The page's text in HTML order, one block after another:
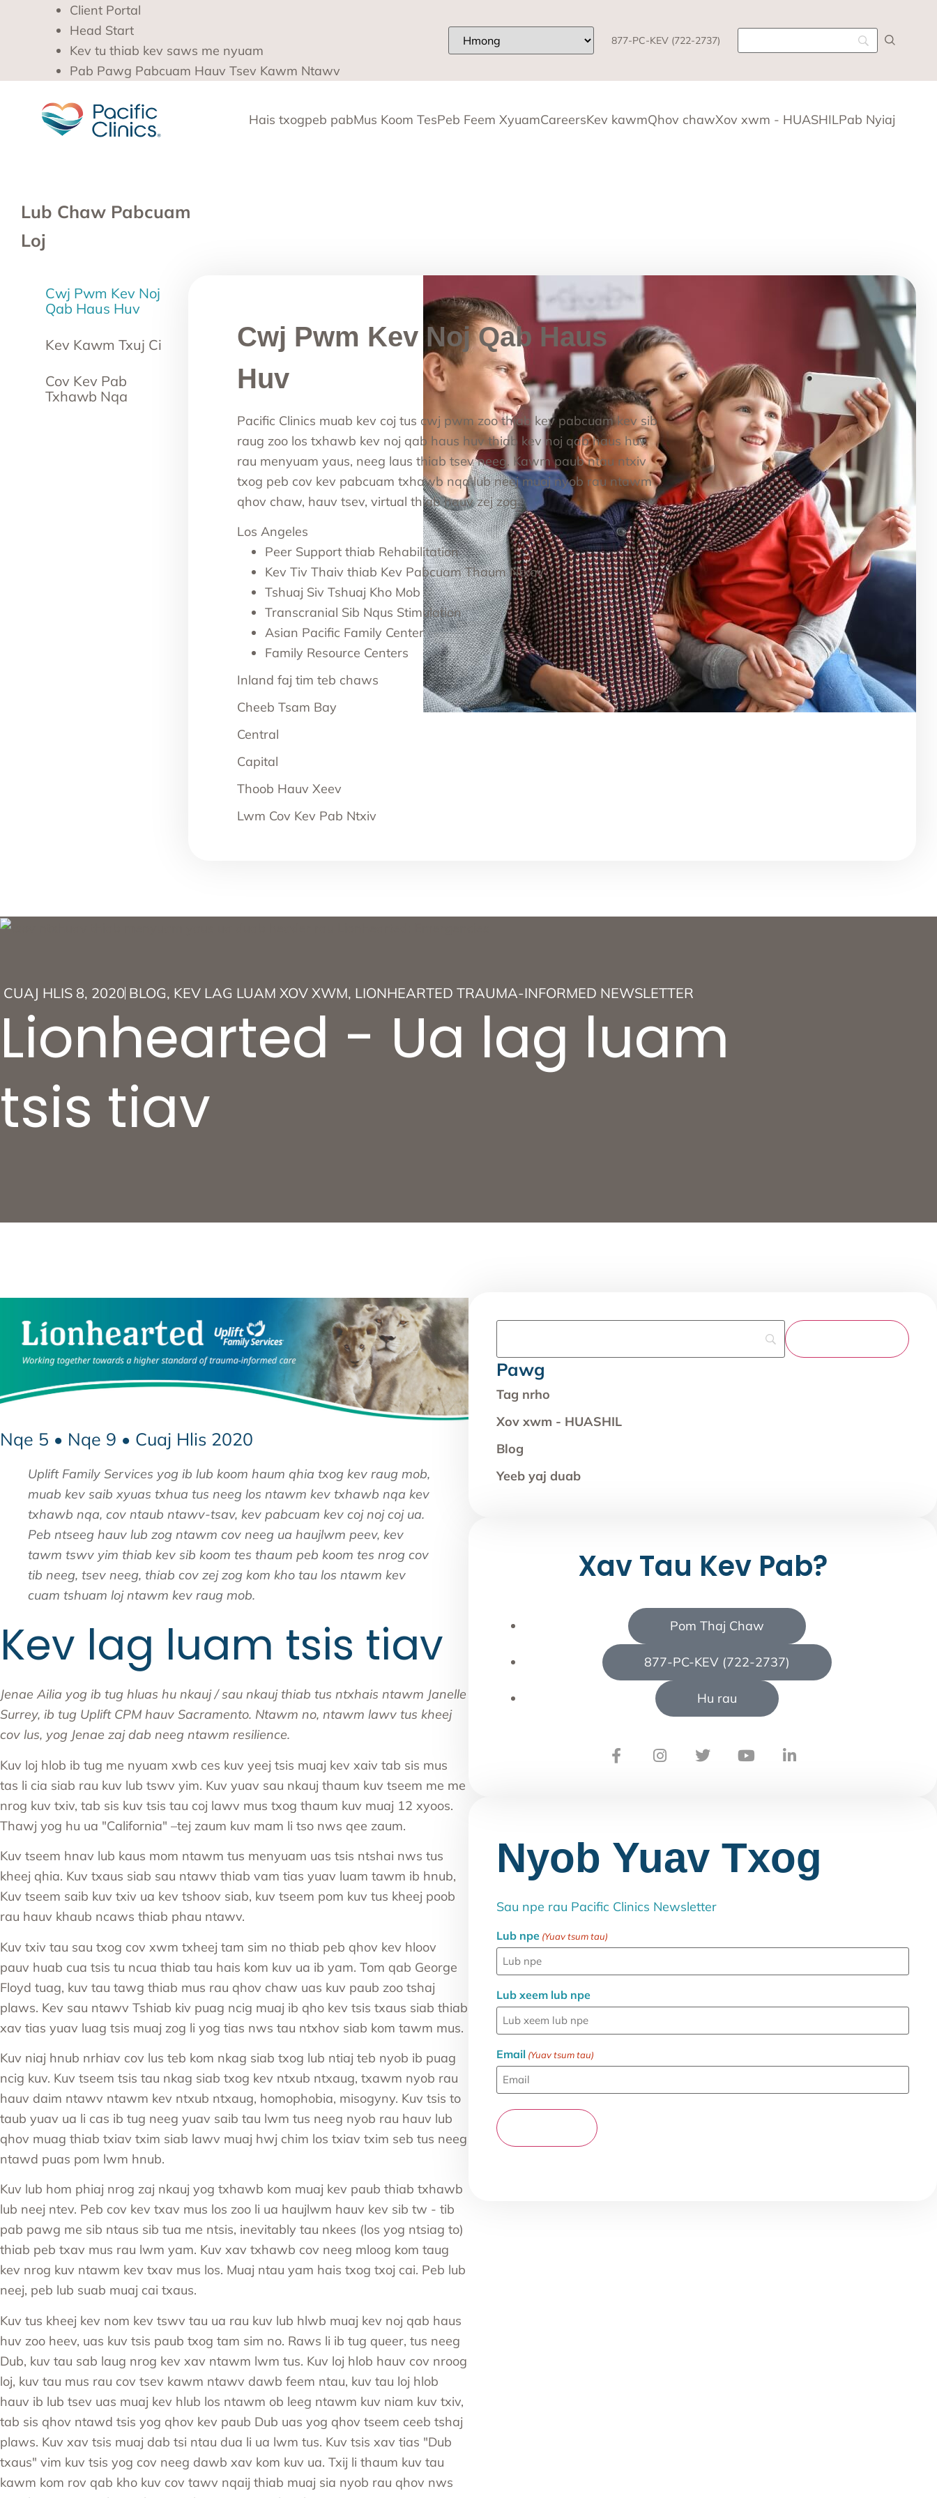
Client Portal
Head Start
Kev tu thiab kev saws me nyuam
Pab Pawg Pabcuam Hauv Tsev Kawm Ntawv
877-PC-KEV (722-2737)
Hais txogpeb pabMus Koom TesPeb Feem XyuamCareersKev kawmQhov chawXov xwm - HUASHILPab Nyiaj
Lub Chaw Pabcuam
Loj
Cwj Pwm Kev Noj
Qab Haus Huv
Kev Kawm Txuj Ci
Cov Kev Pab
Txhawb Nqa
Cwj Pwm Kev Noj Qab Haus
Huv
Pacific Clinics muab kev coj tus cwj pwm zoo thiab kev pabcuam kev sib
raug zoo los txhawb kev noj qab haus huv thiab kev noj qab haus huv
rau menyuam yaus, neeg laus thiab tsev neeg. Kawm paub ntau ntxiv
txog peb cov kev pabcuam txhawb nqa lub neej muaj nyob rau ntawm
qhov chaw, hauv tsev, virtual thiab hauv zej zog.
Los Angeles
Peer Support thiab Rehabilitation
Kev Tiv Thaiv thiab Kev Pabcuam Thaum Ntxov
Tshuaj Siv Tshuaj Kho Mob
Transcranial Sib Nqus Stimulation
Asian Pacific Family Center
Family Resource Centers
Inland faj tim teb chaws
Cheeb Tsam Bay
Central
Capital
Thoob Hauv Xeev
Lwm Cov Kev Pab Ntxiv
CUAJ HLIS 8, 2020 BLOG, KEV LAG LUAM XOV XWM, LIONHEARTED TRAUMA-INFORMED NEWSLETTER
Lionhearted - Ua lag luam
tsis tiav
Nqe 5 • Nqe 9 • Cuaj Hlis 2020
Uplift Family Services yog ib lub koom haum qhia txog kev raug mob,
muab kev saib xyuas txhua tus neeg los ntawm kev txhawb nqa kev
txhawb nqa, cov ntaub ntawv-tsav, kev pabcuam kev coj noj coj ua.
Peb ntseeg hauv lub zog ntawm cov neeg ua haujlwm peev, kev
tawm tswv yim thiab kev sib koom tes thaum peb koom tes nrog cov
tib neeg, tsev neeg, thiab cov zej zog kom kho tau los ntawm kev
cuam tshuam loj ntawm kev raug mob.
Kev lag luam tsis tiav
Jenae Ailia yog ib tug hluas hu nkauj / sau nkauj thiab tus ntxhais ntawm Janelle
Surrey, ib tug Uplift CPM hauv Sacramento. Ntawm no, ntawm lawv tus kheej
cov lus, yog Jenae zaj dab neeg ntawm resilience.
Kuv loj hlob ib tug me nyuam xwb ces kuv yeej tsis muaj kev xaiv tab sis mus
tas li cia siab rau kuv lub tswv yim. Kuv yuav sau nkauj thaum kuv tseem me me
nrog kuv txiv, tab sis kuv tsis tau coj lawv mus txog thaum kuv muaj 12 xyoos.
Thawj yog hu ua "California" –tej zaum kuv mam li tso nws qee zaum.
Kuv tseem hnav lub kaus mom ntawm tus menyuam uas tsis ntshai nws tus
kheej qhia. Kuv txaus siab sau ntawv thiab vam tias yuav luam tawm ib hnub,
Kuv tseem saib kuv txiv ua kev tshoov siab, kuv tseem pom kuv tus kheej poob
rau hauv khaub ncaws thiab phau ntawv.
Kuv txiv tau sau txog cov xwm txheej tam sim no thiab peb qhov kev hloov
pauv huab cua tsis tu ncua thiab tau hais kom kuv ua ib yam. Tom qab George
Floyd tuag, kuv tau tawg thiab mus rau qhov chaw uas kuv paub zoo tshaj
plaws. Kev sau ntawv Tshiab kiv puag ncig muaj ib qho kev tsis txaus siab thiab
xav tias yuav luag tsis muaj zog li yog tias nws tau ntxhov siab kom tawm mus.
Kuv niaj hnub nrhiav cov lus teb kom nkag siab txog lub ntiaj teb nyob ib puag
ncig kuv. Kuv tseem tsis tau nkag siab txog kev ntxub ntxaug, txawm nyob rau
hauv daim ntawv ntawm kev ntxub ntxaug, homophobia, misogyny. Kuv tsis to
taub yuav ua li cas ib tug neeg yuav saib tau lwm tus neeg nyob rau hauv lub
qhov muag thiab txiav txim siab lawv muaj hwj chim los txiav txim seb tus neeg
ntawd puas pom lwm hnub.
Kuv lub hom phiaj nrog zaj nkauj yog txhawb kom muaj kev paub thiab txhawb
lub neej ntev. Peb cov kev txav mus los zoo li ua haujlwm hauv kev sib tw - tib
pab pawg me sib ntaus sib tua me ntsis, inevitably tau nkees (los yog ntsiag to)
thiab peb txav mus rau lwm yam. Kuv xav txhawb cov neeg mloog kom taug
kev nrog kuv ntawm kev txav mus los. Muaj ntau yam hais txog txoj cai. Peb lub
neej, peb lub suab muaj cai txaus.
Kuv tus kheej kev nom kev tswv tau ua rau kuv lub hlwb muaj kev noj qab haus
huv zoo heev, uas kuv tsis paub txog tam sim no. Raws li ib tug queer, tus neeg
Dub, kuv tau sab laug nrog kev xav ntawm lwm tus. Kuv loj hlob hauv cov nroog
loj, kuv tau mus rau cov tsev kawm ntawv dawb feem ntau, kuv tau loj hlob
hauv ib lub tsev uas muaj kev hlub los ntawm ob leeg ntawm kuv niam kuv txiv,
tab sis qhov ntawd tsis yog qhov kev paub Dub uas yog qhov tseem ceeb tshaj
plaws. Kuv xav tsis muaj dab tsi ntau dua li ua lwm tus. Kuv tsis xav tias "Dub
txaus" vim kuv tsis yog cov neeg dawb xav kom kuv ua. Txij li thaum kuv tau
kawm kom rov qab kho kuv cov tawv nqaij thiab muaj sia nyob rau qhov nws
Pawg
Tag nrho
Xov xwm - HUASHIL
Blog
Yeeb yaj duab
Xav Tau Kev Pab?
Pom Thaj Chaw
877-PC-KEV (722-2737)
Hu rau
Nyob Yuav Txog
Sau npe rau Pacific Clinics Newsletter
Lub npe (Yuav tsum tau)
Lub xeem lub npe
Email (Yuav tsum tau)